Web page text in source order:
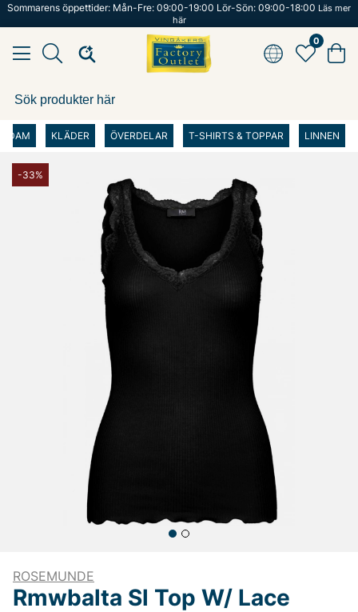
Sommarens öppettider: Mån-Fre: 09:00-19:00 Lör-Sön: 09:00-18:00 Läs mer
här
0
DAM KLÄDER ÖVERDELAR T-SHIRTS & TOPPAR LINNEN
-33%
ROSEMUNDE
Rmwbalta Sl Top W/ Lace